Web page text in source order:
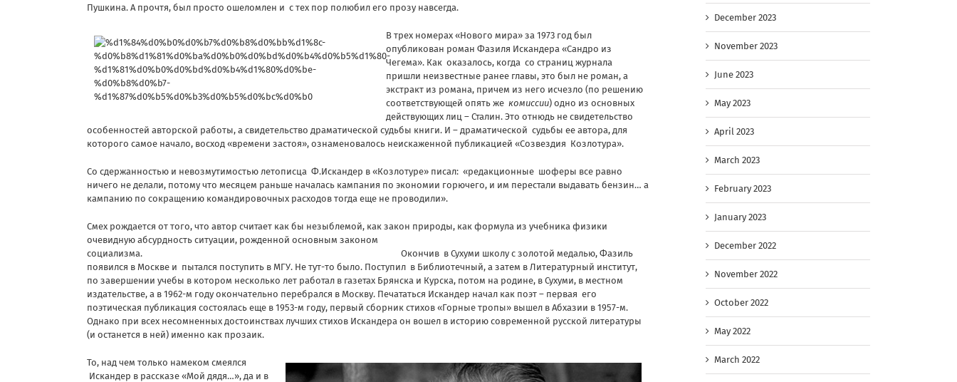
Пушкина. А прочтя, был просто ошеломлен и с тех пор полюбил его прозу навсегда.
В трех номерах «Нового мира» за 1973 год был
опубликован роман Фазиля Искандера «Сандро из
Чегема». Как оказалось, когда со страниц журнала
пришли неизвестные ранее главы, это был не роман, а
экстракт из романа, причем из него исчезло (по решению
соответствующей опять же комиссии) одно из основных
действующих лиц – Сталин. Это отнюдь не свидетельство
особенностей авторской работы, а свидетельство драматической судьбы книги. И – драматической судьбы ее автора, для
которого самое начало, восход «времени застоя», ознаменовалось неискаженной публикацией «Созвездия Козлотура».
Со сдержанностью и невозмутимостью летописца Ф.Искандер в «Козлотуре» писал: «редакционные шоферы все равно
ничего не делали, потому что месяцем раньше началась кампания по экономии горючего, и им перестали выдавать бензин… а
кампанию по сокращению командировочных расходов тогда еще не проводили».
Смех рождается от того, что автор считает как бы незыблемой, как закон природы, как формула из учебника физики
очевидную абсурдность ситуации, рожденной основным законом
социализма. Окончив в Сухуми школу с золотой медалью, Фазиль
появился в Москве и пытался поступить в МГУ. Не тут-то было. Поступил в Библиотечный, а затем в Литературный институт,
по завершении учебы в котором несколько лет работал в газетах Брянска и Курска, потом на родине, в Сухуми, в местном
издательстве, а в 1962-м году окончательно перебрался в Москву. Печататься Искандер начал как поэт – первая его
поэтическая публикация состоялась еще в 1953-м году, первый сборник стихов «Горные тропы» вышел в Абхазии в 1957-м.
Однако при всех несомненных достоинствах лучших стихов Искандера он вошел в историю современной русской литературы
(и останется в ней) именно как прозаик.
То, над чем только намеком смеялся
Искандер в рассказе «Мой дядя…», да и в
December 2023
November 2023
June 2023
May 2023
April 2023
March 2023
February 2023
January 2023
December 2022
November 2022
October 2022
May 2022
March 2022